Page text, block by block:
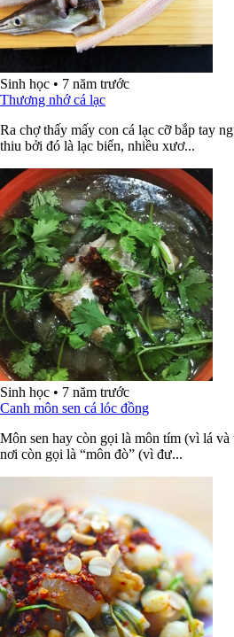
Sinh học • 7 năm trước
Thương nhớ cá lạc
Ra chợ thấy mấy con cá lạc cỡ bắp tay
thiu bởi đó là lạc biển, nhiều xươ...
Sinh học • 7 năm trước
Canh môn sen cá lóc đồng
Môn sen hay còn gọi là môn tím (vì lá và
nơi còn gọi là “môn đò” (vì đư...